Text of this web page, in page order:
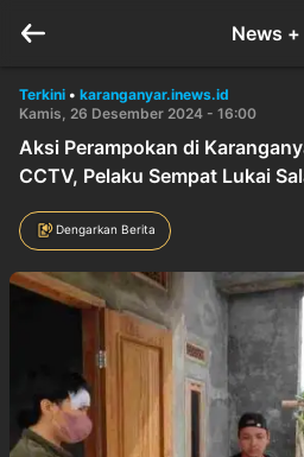
News +
Terkini • karanganyar.inews.id
Kamis, 26 Desember 2024 - 16:00
Aksi Perampokan di
CCTV, Pelaku Sempat Lukai
Dengarkan Berita